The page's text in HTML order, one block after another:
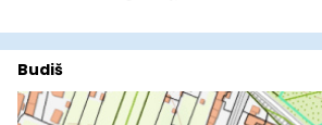
Budiš